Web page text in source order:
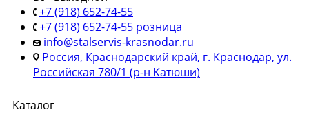
+7 (918) 652-74-55
+7 (918) 652-74-55 розница
info@stalservis-krasnodar.ru
Россия, Краснодарский край, г. Краснодар, ул.
Российская 780/1 (р-н Катюши)
Каталог